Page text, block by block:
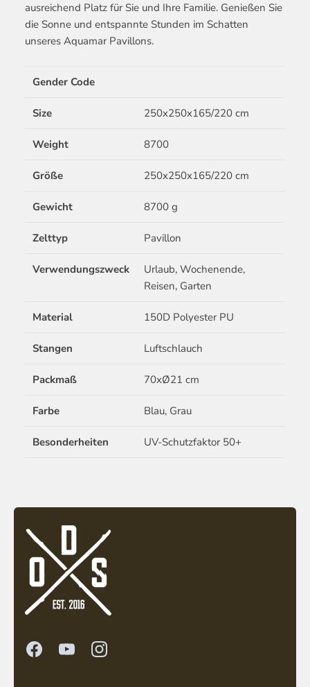
ausreichend Platz für Sie und Ihre Familie. Genießen Sie
die Sonne und entspannte Stunden im Schatten
unseres Aquamar Pavillons.
Gender Code
Size 250x250x165/220 cm
Weight 8700
Größe 250x250x165/220 cm
Gewicht 8700 g
Zelttyp Pavillon
Verwendungszweck
Urlaub, Wochenende,
Reisen, Garten
Material 150D Polyester PU
Stangen Luftschlauch
Packmaß 70xØ21 cm
Farbe Blau, Grau
Besonderheiten UV-Schutzfaktor 50+